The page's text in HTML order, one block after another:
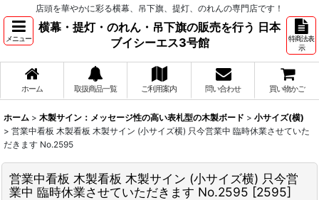
店頭を華やかに彩る横幕、吊下旗、提灯、のれんの専門店です！
メニュー
横幕・提灯・のれん・吊下旗の販売を行う 日本
ブイシーエス3号館
特商法表
示
ホーム 取扱商品一覧 ご利用案内 問い合わせ 買い物かご
ホーム > 木製サイン：メッセージ性の高い表札型の木製ボード > 小サイズ(横)
> 営業中看板 木製看板 木製サイン (小サイズ横) 只今営業中 臨時休業させていた
だきます No.2595
営業中看板 木製看板 木製サイン (小サイズ横) 只今営
業中 臨時休業させていただきます No.2595 [2595]